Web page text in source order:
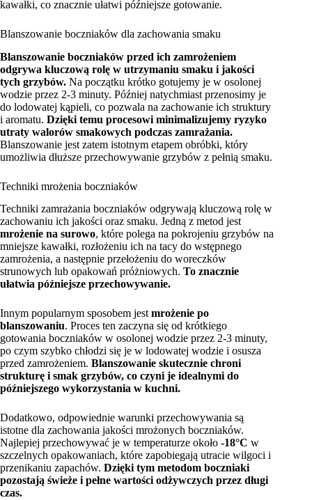
kawałki, co znacznie ułatwi późniejsze gotowanie.
Blanszowanie boczniaków dla zachowania smaku
Blanszowanie boczniaków przed ich zamrożeniem
odgrywa kluczową rolę w utrzymaniu smaku i jakości
tych grzybów. Na początku krótko gotujemy je w osolonej
wodzie przez 2-3 minuty. Później natychmiast przenosimy je
do lodowatej kąpieli, co pozwala na zachowanie ich struktury
i aromatu. Dzięki temu procesowi minimalizujemy ryzyko
utraty walorów smakowych podczas zamrażania.
Blanszowanie jest zatem istotnym etapem obróbki, który
umożliwia dłuższe przechowywanie grzybów z pełnią smaku.
Techniki mrożenia boczniaków
Techniki zamrażania boczniaków odgrywają kluczową rolę w
zachowaniu ich jakości oraz smaku. Jedną z metod jest
mrożenie na surowo, które polega na pokrojeniu grzybów na
mniejsze kawałki, rozłożeniu ich na tacy do wstępnego
zamrożenia, a następnie przełożeniu do woreczków
strunowych lub opakowań próżniowych. To znacznie
ułatwia późniejsze przechowywanie.
Innym popularnym sposobem jestmrożenie po
blanszowaniu. Proces ten zaczyna się od krótkiego
gotowania boczniaków w osolonej wodzie przez 2-3 minuty,
po czym szybko chłodzi się je w lodowatej wodzie i osusza
przed zamrożeniem. Blanszowanie skutecznie chroni
strukturę i smak grzybów, co czyni je idealnymi do
późniejszego wykorzystania w kuchni.
Dodatkowo, odpowiednie warunki przechowywania są
istotne dla zachowania jakości mrożonych boczniaków.
Najlepiej przechowywać je w temperaturze około -18°C w
szczelnych opakowaniach, które zapobiegają utracie wilgoci i
przenikaniu zapachów. Dzięki tym metodom boczniaki
pozostają świeże i pełne wartości odżywczych przez długi
czas.